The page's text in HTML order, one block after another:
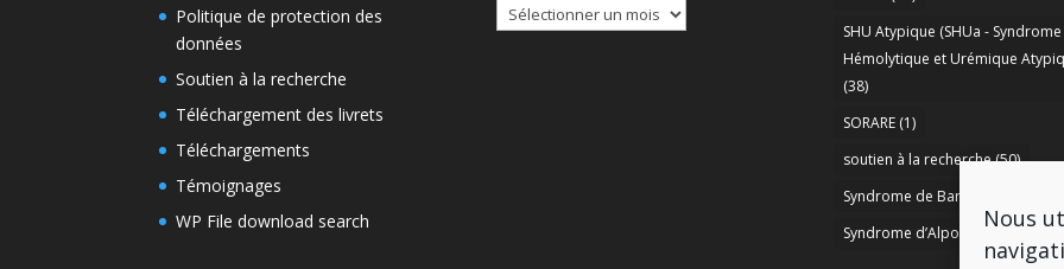
Nous
Politique de protection des
données
Soutien à la recherche
Téléchargement des livrets
Téléchargements
Témoignages
WP File download search
Les
archives
SHU Atypique (SHUa - Syndrome
Hémolytique et Urémique
(38)
SORARE(1)
soutien à la recherche(50)
Syndrome de Bartter
Syndrome d’Alport
(37)